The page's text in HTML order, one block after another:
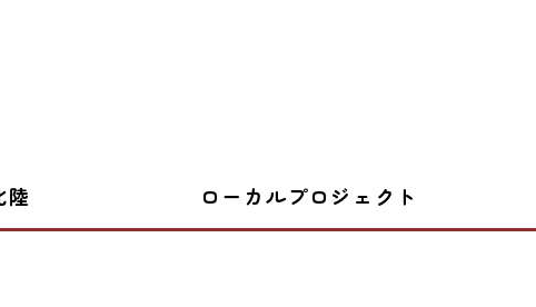
陸 ローカルプロジェクト